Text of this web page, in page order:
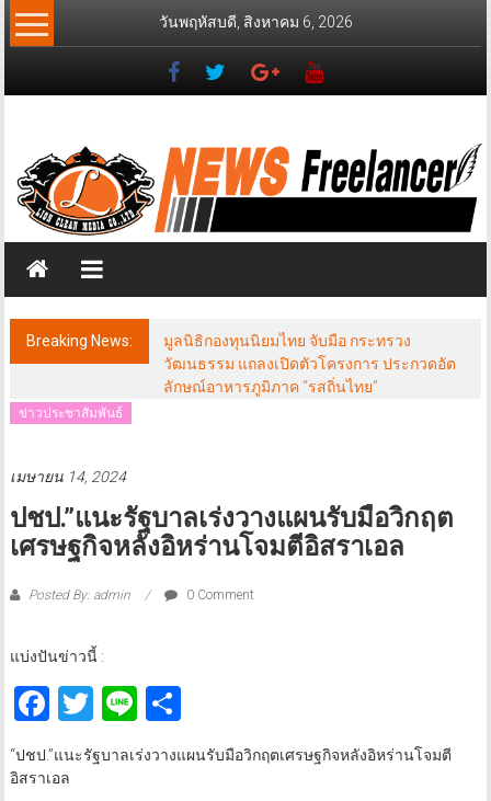
Skip
to
วันพฤหัสบดี, สิงหาคม 6, 2026
News
Freelancer
วส์
ฟรี
แลน
เซอร์
Breaking News:
มูลนิธิกองทุนนิยมไทย จับมือ กระทรวง
วัฒนธรรม แถลงเปิดตัวโครงการ ประกวดอัต
ลักษณ์อาหารภูมิภาค “รสถิ่นไทย”
ข่าวประชาสัมพันธ์
เมษายน 14, 2024
ปชป.”แนะรัฐบาลเร่งวางแผนรับมือวิกฤต
เศรษฐกิจหลังอิหร่านโจมตีอิสราเอล
Posted By: admin 0 Comment
แบ่งปันข่าวนี้ :
Facebook
Twitter
LineShare
“ปชป.”แนะรัฐบาลเร่งวางแผนรับมือวิกฤตเศรษฐกิจหลังอิหร่านโจมตี
อิสราเอล